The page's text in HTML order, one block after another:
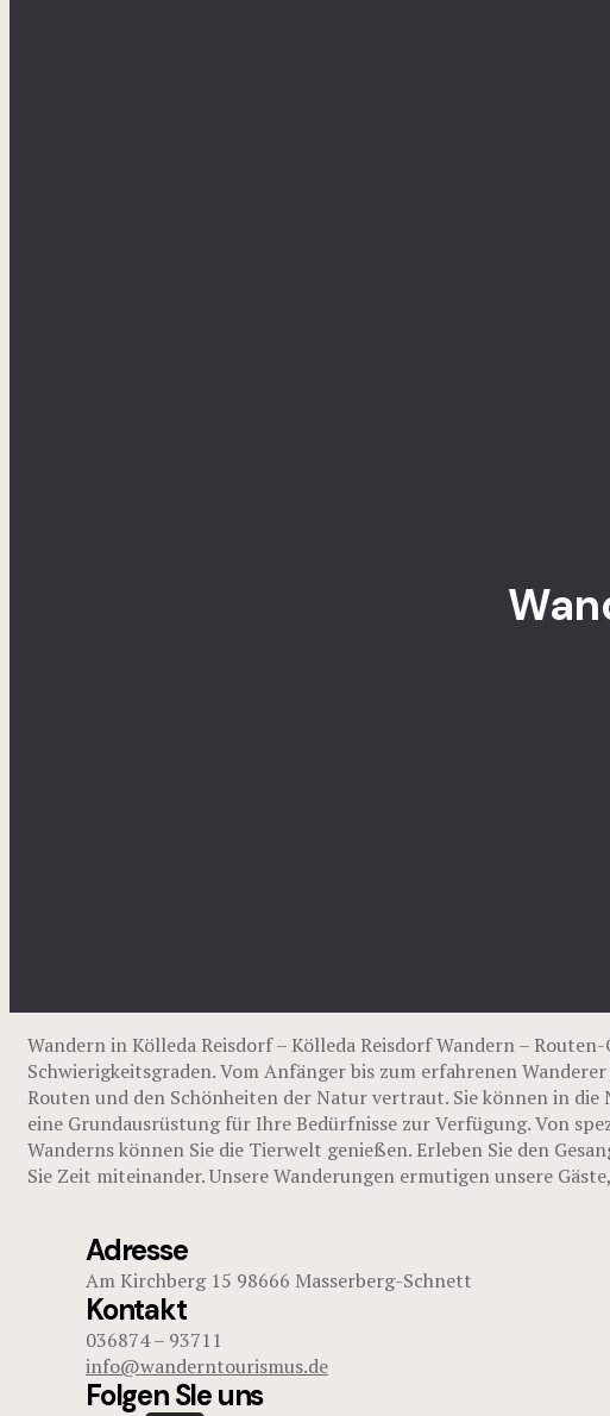
Wandern in Kölleda Reisdorf – Kölleda Reisdorf Wandern –
Schwierigkeitsgraden. Vom Anfänger bis zum erfahrenen
Routen und den Schönheiten der Natur vertraut. Sie können in
eine Grundausrüstung für Ihre Bedürfnisse zur Verfügung. Von
Wanderns können Sie die Tierwelt genießen. Erleben Sie den
Sie Zeit miteinander. Unsere Wanderungen ermutigen unsere
Adresse
Am Kirchberg 15 98666 Masserberg-Schnett
Kontakt
036874 – 93711
info@wanderntourismus.de
Folgen SIe uns